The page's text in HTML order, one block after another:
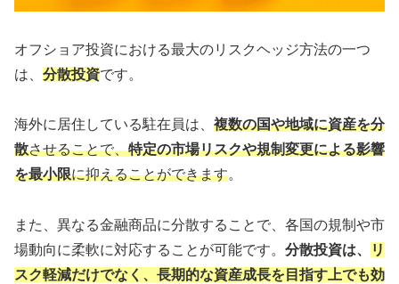
オフショア投資における最⼤のリスクヘッジ⽅法の⼀つ
は、 分散投資です。
海外に居住している駐在員は、 複数の国や地域に資産を分
散させることで、特定の市場リスクや規制変更による影響
を最⼩限に抑えることができます。
また、異なる⾦融商品に分散することで、各国の規制や市
場動向に柔軟に対応することが可能です。 分散投資は、
リ
スク軽減だけでなく、⻑期的な資産成⻑を⽬指す上でも効